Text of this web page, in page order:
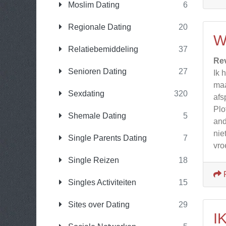
Moslim Dating 6
Regionale Dating 20
Relatiebemiddeling 37
Senioren Dating 27
Sexdating 320
Shemale Dating 5
Single Parents Dating 7
Single Reizen 18
Singles Activiteiten 15
Sites over Dating 29
Ik